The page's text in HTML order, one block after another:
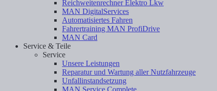
Reichweitenrechner Elektro Lkw
MAN DigitalServices
Automatisiertes Fahren
Fahrertraining MAN ProfiDrive
MAN Card
Service & Teile
Service
Unsere Leistungen
Reparatur und Wartung aller Nutzfahrzeuge
Unfallinstandsetzung
MAN Service Complete